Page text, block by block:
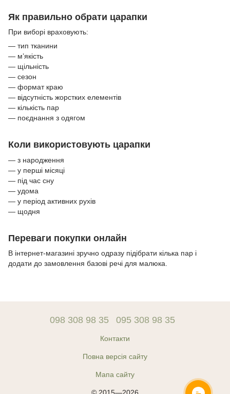
Як правильно обрати царапки
При виборі враховують:
— тип тканини
— м’якість
— щільність
— сезон
— формат краю
— відсутність жорстких елементів
— кількість пар
— поєднання з одягом
Коли використовують царапки
— з народження
— у перші місяці
— під час сну
— удома
— у період активних рухів
— щодня
Переваги покупки онлайн
В інтернет-магазині зручно одразу підібрати кілька пар і
додати до замовлення базові речі для малюка.
098 308 98 35 095 308 98 35
Контакти
Повна версія сайту
Мапа сайту